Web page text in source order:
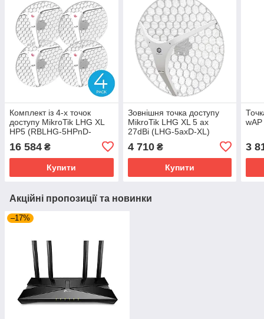
Комплект із 4-х точок
доступу MikroTik LHG XL
HP5 (RBLHG-5HPnD-
16 584 ₴
Купити
Зовнішня точка доступу
MikroTik LHG XL 5 ax
27dBi (LHG-5axD-XL)
4 710₴
Купити
3
Акційні пропозиції та новинки
–17%